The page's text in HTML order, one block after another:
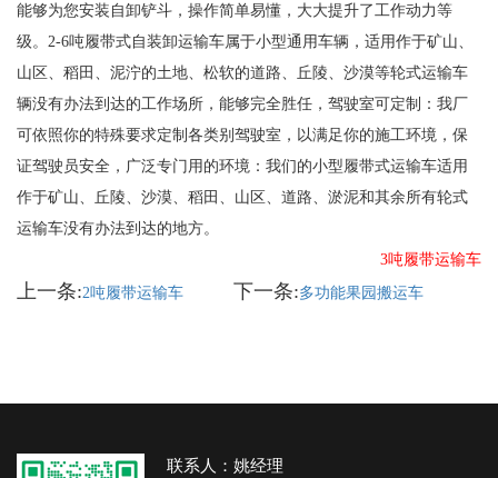
能够为您安装自卸铲斗，操作简单易懂，大大提升了工作动力等
级。2-6吨履带式自装卸运输车属于小型通用车辆，适用作于矿山、
山区、稻田、泥泞的土地、松软的道路、丘陵、沙漠等轮式运输车
辆没有办法到达的工作场所，能够完全胜任，驾驶室可定制：我厂
可依照你的特殊要求定制各类别驾驶室，以满足你的施工环境，保
证驾驶员安全，广泛专门用的环境：我们的小型履带式运输车适用
作于矿山、丘陵、沙漠、稻田、山区、道路、淤泥和其余所有轮式
运输车没有办法到达的地方。
3吨履带运输车
上一条:2吨履带运输车 下一条:多功能果园搬运车
联系人：姚经理